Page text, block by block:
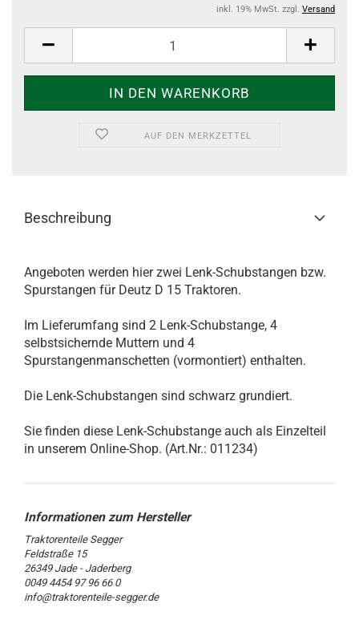
inkl. 19% MwSt. zzgl. Versand
AUF DEN MERKZETTEL
Beschreibung
Angeboten werden hier zwei Lenk-Schubstangen bzw.
Spurstangen für Deutz D 15 Traktoren.
Im Lieferumfang sind 2 Lenk-Schubstange, 4
selbstsichernde Muttern und 4
Spurstangenmanschetten (vormontiert) enthalten.
Die Lenk-Schubstangen sind schwarz grundiert.
Sie finden diese Lenk-Schubstange auch als Einzelteil
in unserem Online-Shop. (Art.Nr.: 011234)
Traktorenteile Segger
Feldstraße 15
26349 Jade - Jaderberg
0049 4454 97 96 66 0
info@traktorenteile-segger.de